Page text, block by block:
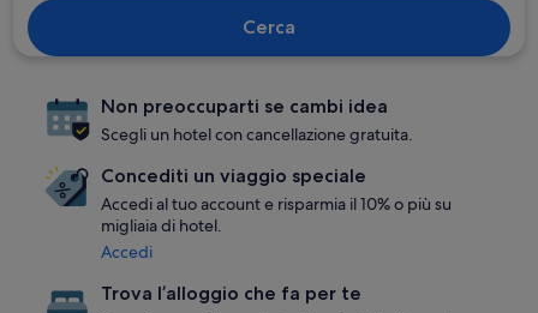
Cerca
Non preoccuparti se cambi idea
Scegli un hotel con cancellazione gratuita.
Concediti un viaggio speciale
Accedi al tuo account e risparmia il 10% o più su
migliaia di hotel.
Accedi
Trova l’alloggio che fa per te